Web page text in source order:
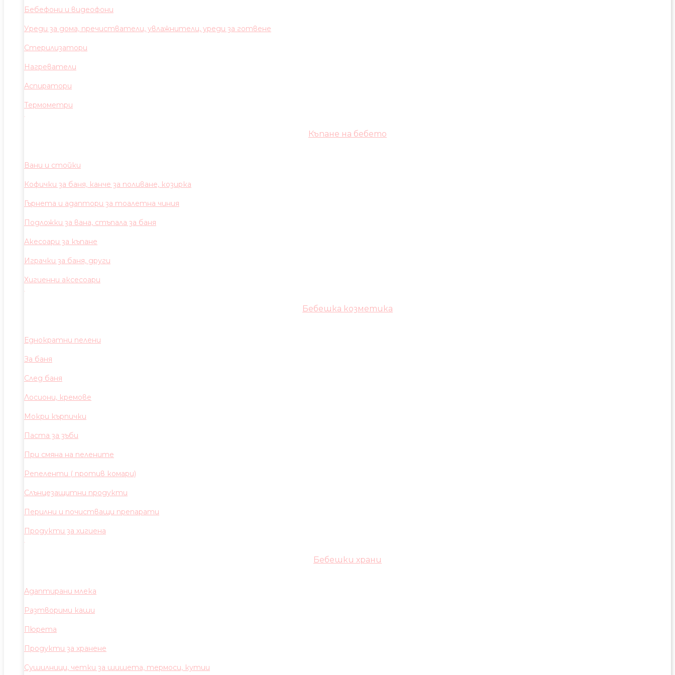
Бебефони и видеофони
Уреди за дома, пречистватели, увлажнители, уреди за готвене
Стерилизатори
Нагреватели
Аспиратори
Термометри
Къпане на бебето
Вани и стойки
Кофички за баня, канче за поливане, козирка
Гърнета и адаптори за тоалетна чиния
Подложки за вана, стъпала за баня
Акесоари за къпане
Играчки за баня, други
Хигиенни аксесоари
Бебешка козметика
Еднократни пелени
За баня
След баня
Лосиони, кремове
Мокри кърпички
Паста за зъби
При смяна на пелените
Репеленти ( против комари)
Слънцезащитни продукти
Перилни и почистващи препарати
Продукти за хигиена
Бебешки храни
Адаптирани млека
Разтворими каши
Пюрета
Продукти за хранене
Сушилници, четки за шишета, термоси, кутии